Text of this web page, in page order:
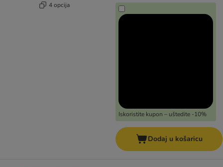
4 opcija
Iskoristite kupon – uštedite -10%
Dodaj u košaricu